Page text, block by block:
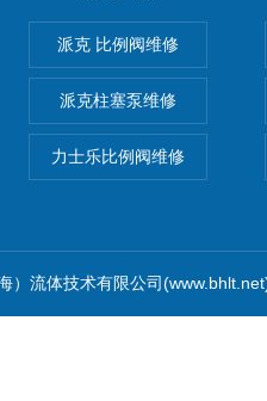
派克 比例阀维修
派克柱塞泵维修
力士乐比例阀维修
）流体技术有限公司